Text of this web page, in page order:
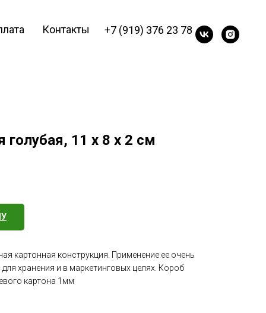
Контакты +7 (919) 376 23 78
голубая, 11 х 8 х 2 см
картонная конструкция. Применение ее очень
хранения и в маркетинговых целях. Короб
картона 1мм